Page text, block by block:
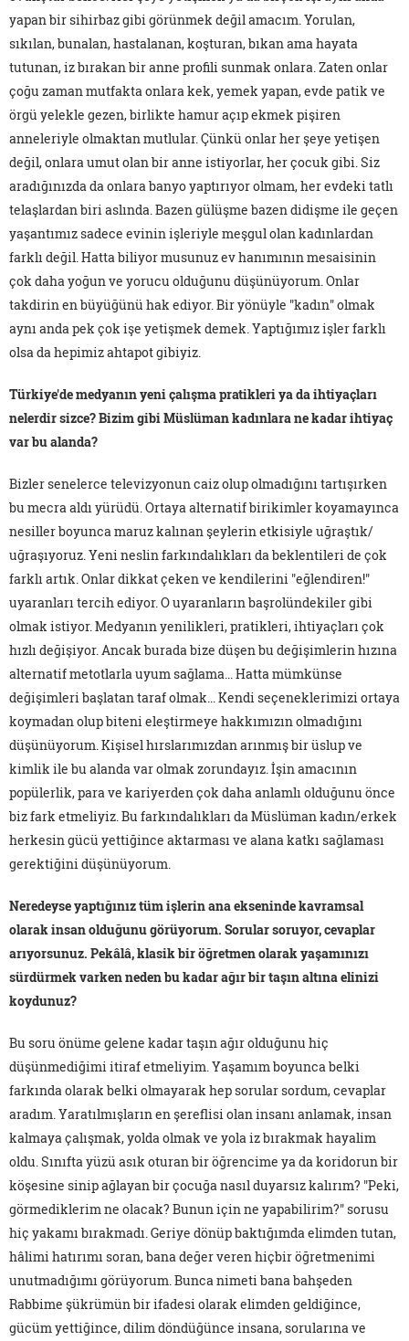
yapan bir sihirbaz gibi görünmek değil amacım. Yorulan,
sıkılan, bunalan, hastalanan, koşturan, bıkan ama hayata
tutunan, iz bırakan bir anne profili sunmak onlara. Zaten onlar
çoğu zaman mutfakta onlara kek, yemek yapan, evde patik ve
örgü yelekle gezen, birlikte hamur açıp ekmek pişiren
anneleriyle olmaktan mutlular. Çünkü onlar her şeye yetişen
değil, onlara umut olan bir anne istiyorlar, her çocuk gibi. Siz
aradığınızda da onlara banyo yaptırıyor olmam, her evdeki tatlı
telaşlardan biri aslında. Bazen gülüşme bazen didişme ile geçen
yaşantımız sadece evinin işleriyle meşgul olan kadınlardan
farklı değil. Hatta biliyor musunuz ev hanımının mesaisinin
çok daha yoğun ve yorucu olduğunu düşünüyorum. Onlar
takdirin en büyüğünü hak ediyor. Bir yönüyle "kadın" olmak
aynı anda pek çok işe yetişmek demek. Yaptığımız işler farklı
olsa da hepimiz ahtapot gibiyiz.
Türkiye'de medyanın yeni çalışma pratikleri ya da ihtiyaçları
nelerdir sizce? Bizim gibi Müslüman kadınlara ne kadar ihtiyaç
var bu alanda?
Bizler senelerce televizyonun caiz olup olmadığını tartışırken
bu mecra aldı yürüdü. Ortaya alternatif birikimler koyamayınca
nesiller boyunca maruz kalınan şeylerin etkisiyle uğraştık/
uğraşıyoruz. Yeni neslin farkındalıkları da beklentileri de çok
farklı artık. Onlar dikkat çeken ve kendilerini "eğlendiren!"
uyaranları tercih ediyor. O uyaranların başrolündekiler gibi
olmak istiyor. Medyanın yenilikleri, pratikleri, ihtiyaçları çok
hızlı değişiyor. Ancak burada bize düşen bu değişimlerin hızına
alternatif metotlarla uyum sağlama... Hatta mümkünse
değişimleri başlatan taraf olmak... Kendi seçeneklerimizi ortaya
koymadan olup biteni eleştirmeye hakkımızın olmadığını
düşünüyorum. Kişisel hırslarımızdan arınmış bir üslup ve
kimlik ile bu alanda var olmak zorundayız. İşin amacının
popülerlik, para ve kariyerden çok daha anlamlı olduğunu önce
biz fark etmeliyiz. Bu farkındalıkları da Müslüman kadın/erkek
herkesin gücü yettiğince aktarması ve alana katkı sağlaması
gerektiğini düşünüyorum.
Neredeyse yaptığınız tüm işlerin ana ekseninde kavramsal
olarak insan olduğunu görüyorum. Sorular soruyor, cevaplar
arıyorsunuz. Pekâlâ, klasik bir öğretmen olarak yaşamınızı
sürdürmek varken neden bu kadar ağır bir taşın altına elinizi
koydunuz?
Bu soru önüme gelene kadar taşın ağır olduğunu hiç
düşünmediğimi itiraf etmeliyim. Yaşamım boyunca belki
farkında olarak belki olmayarak hep sorular sordum, cevaplar
aradım. Yaratılmışların en şereflisi olan insanı anlamak, insan
kalmaya çalışmak, yolda olmak ve yola iz bırakmak hayalim
oldu. Sınıfta yüzü asık oturan bir öğrencime ya da koridorun bir
köşesine sinip ağlayan bir çocuğa nasıl duyarsız kalırım? "Peki,
görmediklerim ne olacak? Bunun için ne yapabilirim?" sorusu
hiç yakamı bırakmadı. Geriye dönüp baktığımda elimden tutan,
hâlimi hatırımı soran, bana değer veren hiçbir öğretmenimi
unutmadığımı görüyorum. Bunca nimeti bana bahşeden
Rabbime şükrümün bir ifadesi olarak elimden geldiğince,
gücüm yettiğince, dilim döndüğünce insana, sorularına ve